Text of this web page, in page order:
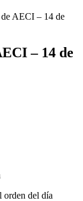
AECI – 14 de
– 14 de
orden del día